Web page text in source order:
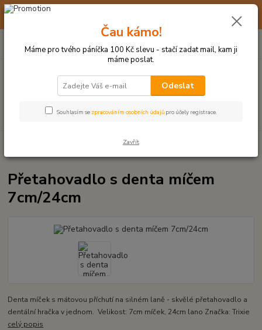
☀️ 10. - 14. SRPNA 2026 MÁME DOVOLENOU ☀️ OBJEDNÁVKY
Hledat
po–pá: 9–17 hod.
za0 Kč
UZLOVÉ HRAČKY A PŘETAHOVADLA
Přetahovadlo s denta míčem
7cm/24cm
Denta míček s mátovou příchutí na silném laně - skvělé přetahovadlo a
dentální hračka v jednom. Velikost: 7cm míček, 24cm lano Značka: Trixie
celý popis
Čau kámo!
Máme pro tvého páníčka 100 Kč slevu - stačí zadat mail, kam ji
máme poslat.
Odeslat
Souhlasím se zpracováním osobních údajů pro účely registrace.
Zavřít